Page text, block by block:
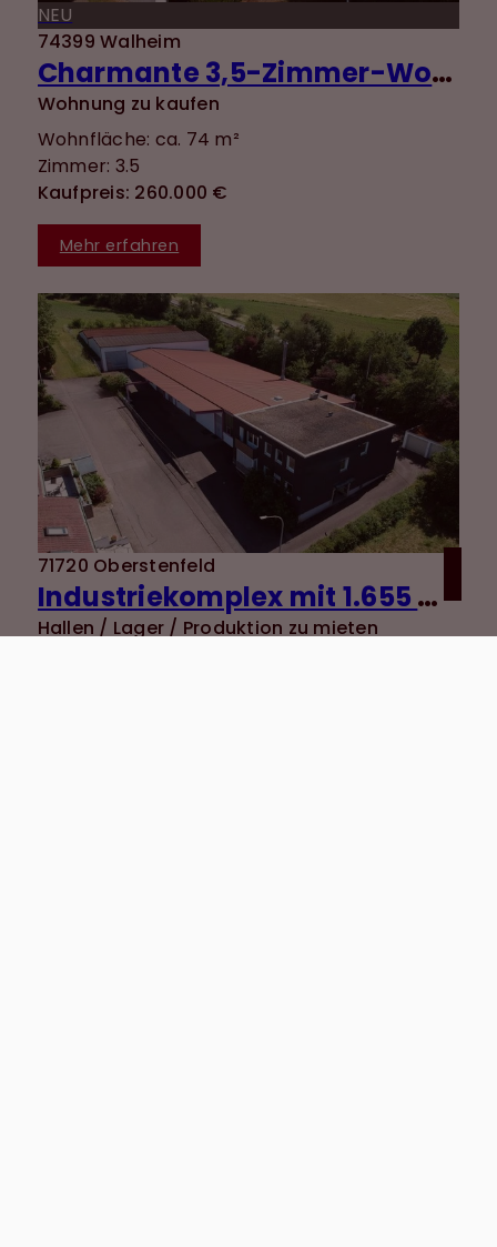
NEU
74399 Walheim
Charmante 3,5-Zimmer-Wohnung mit guter Aufteilung, Balkon, Einbauküche und zwei Stellplätzen
Wohnung zu kaufen
Wohnfläche: ca. 74 m²
Zimmer: 3.5
Kaufpreis: 260.000 €
Mehr erfahren
71720 Oberstenfeld
Industriekomplex mit 1.655 m² Nutzfläche und vielseitigen Nutzungsmöglichkeiten + 120 m²
Hallen / Lager / Produktion zu mieten